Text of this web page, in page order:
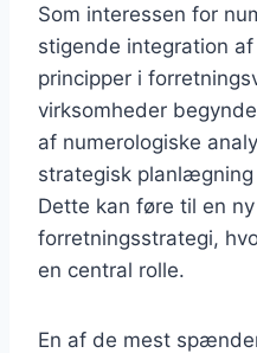
Som interessen for
stigende integration
principper i
virksomheder
af numerologiske
strategisk
Dette kan føre til en
forretningsstrategi,
en central rolle.
En af de mest